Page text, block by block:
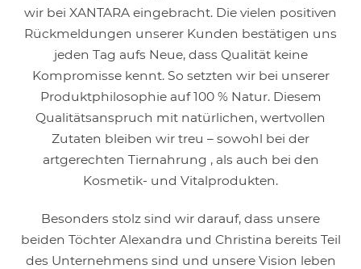
wir bei XANTARA eingebracht. Die vielen positiven
Rückmeldungen unserer Kunden bestätigen uns
jeden Tag aufs Neue, dass Qualität keine
Kompromisse kennt. So setzten wir bei unserer
Produktphilosophie auf 100 % Natur. Diesem
Qualitätsanspruch mit natürlichen, wertvollen
Zutaten bleiben wir treu – sowohl bei der
artgerechten Tiernahrung , als auch bei den
Kosmetik- und Vitalprodukten.
Besonders stolz sind wir darauf, dass unsere
beiden Töchter Alexandra und Christina bereits Teil
des Unternehmens sind und unsere Vision leben